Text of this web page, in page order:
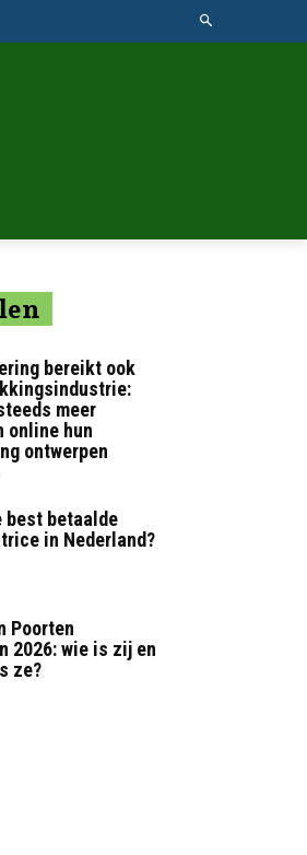
bereikt ook
meer
online hun
ontwerpen
best betaalde
in Nederland?
Poorten
2026: wie is zij en
ze?